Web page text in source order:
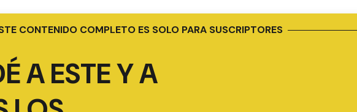
CONTENIDO COMPLETO ES SOLO PARA SUSCRIPTORES
A ESTE Y A